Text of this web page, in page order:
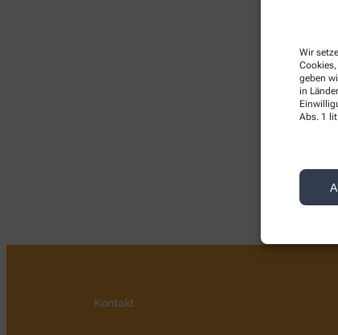
Wir
geben
in
Abs. 1
Kontakt